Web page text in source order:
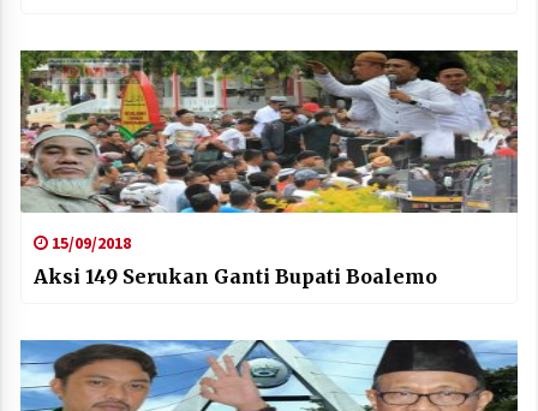
15/09/2018
Aksi 149 Serukan Ganti Bupati Boalemo